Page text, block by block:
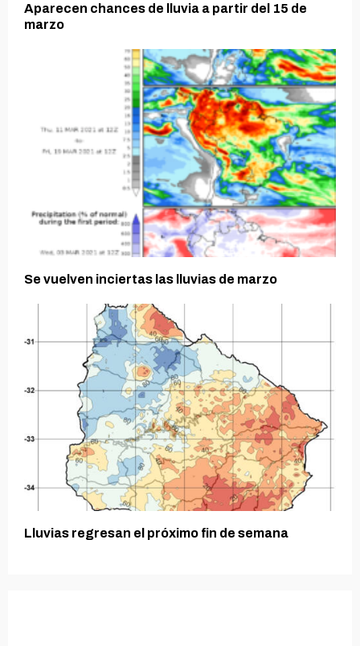
Aparecen chances de lluvia a partir del 15 de
marzo
Se vuelven inciertas las lluvias de marzo
Lluvias regresan el próximo fin de semana